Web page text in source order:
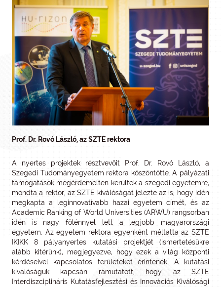
Prof. Dr. Rovó László, az SZTE rektora
A nyertes projektek résztvevőit Prof. Dr. Rovó László, a
Szegedi Tudományegyetem rektora köszöntötte. A pályázati
támogatások megérdemelten kerültek a szegedi egyetemre,
mondta a rektor, az SZTE kiválóságát jelezte az is, hogy idén
megkapta a leginnovatívabb hazai egyetem címét, és az
Academic Ranking of World Universities (ARWU) rangsorban
idén is nagy fölénnyel lett a legjobb magyarországi
egyetem. Az egyetem rektora egyenként méltatta az SZTE
IKIKK 8 pályanyertes kutatási projektjét (ismertetésükre
alább kitérünk), megjegyezve, hogy ezek a világ központi
kérdéseivel kapcsolatos területeket érintenek. A kutatási
kiválóságuk kapcsán rámutatott, hogy az SZTE
Interdiszciplináris Kutatásfejlesztési és Innovációs Kiválósági